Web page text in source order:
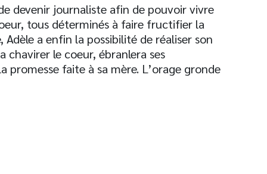
devenir journaliste afin de pouvoir vivre
tous déterminés à faire fructifier la
a enfin la possibilité de réaliser son
chavirer le coeur, ébranlera ses
faite à sa mère. L’orage gronde